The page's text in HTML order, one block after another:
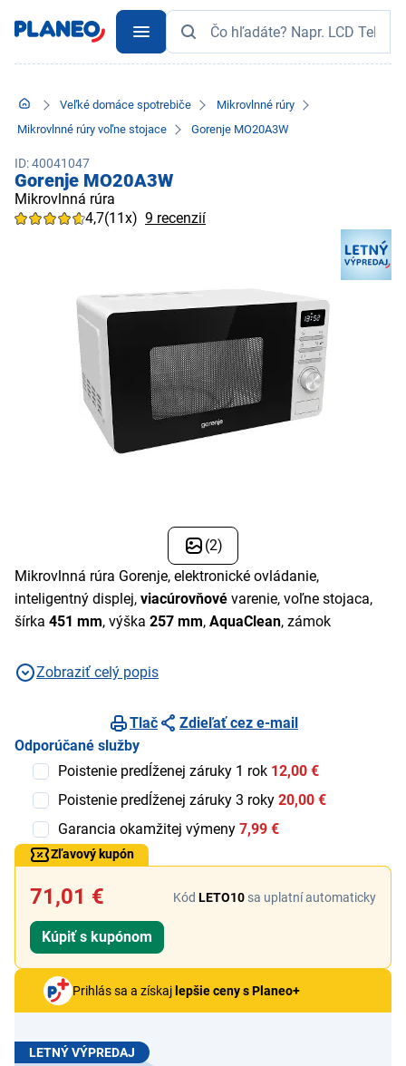
Veľké domáce spotrebiče
Mikrovlnné rúry
Mikrovlnné rúry voľne stojace
Gorenje MO20A3W
ID: 40041047
Gorenje MO20A3W
Mikrovlnná rúra
4,7(11x) 9 recenzií
(2)
Mikrovlnná rúra Gorenje, elektronické ovládanie,
inteligentný displej, viacúrovňové varenie, voľne stojaca,
šírka 451 mm, výška 257 mm, AquaClean, zámok
Zobraziť celý popis
Tlač
Zdieľať cez e-mail
Odporúčané služby
Poistenie predĺženej záruky 1 rok 12,00 €
Poistenie predĺženej záruky 3 roky 20,00 €
Garancia okamžitej výmeny 7,99 €
Zľavový kupón
71,01 € Kód LETO10 sa uplatní automaticky
Kúpiť s kupónom
Prihlás sa a získaj lepšie ceny s Planeo+
LETNÝ VÝPREDAJ